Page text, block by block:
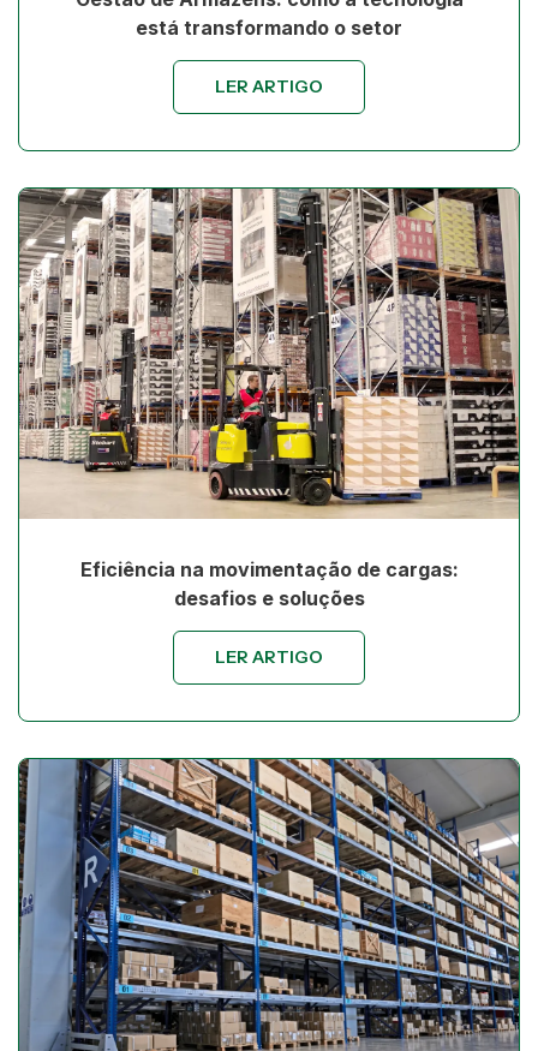
está transformando o setor
LER ARTIGO
Eficiência na movimentação de cargas:
desafios e soluções
LER ARTIGO